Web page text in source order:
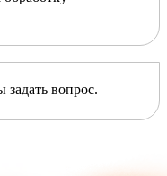
задать вопрос.